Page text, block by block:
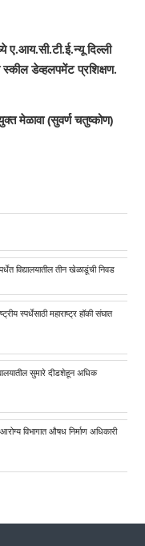
ए.आय.सी.टी.ई.न्यू दिल्ली
स्कील डेव्हलपमेंट प्रशिक्षण.
मेळावा (सुवर्ण चतुष्कोण)
विद्यालयातील तीन खेळाडूंची निवड
स्पर्धेसाठी महाराष्ट्र हॉकी संघात
सुमारे दीडशेहून अधिक
आरोग्य विभागात औषध निर्माण अधिकारी